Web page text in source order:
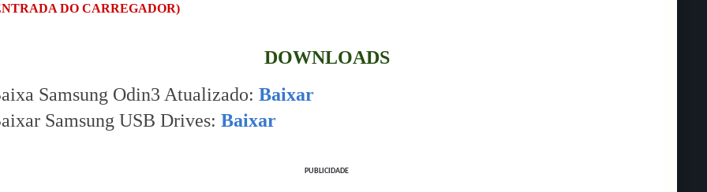
DO CARREGADOR)
DOWNLOADS
Samsung Odin3 Atualizado: Baixar
Samsung USB Drives: Baixar
PUBLICIDADE